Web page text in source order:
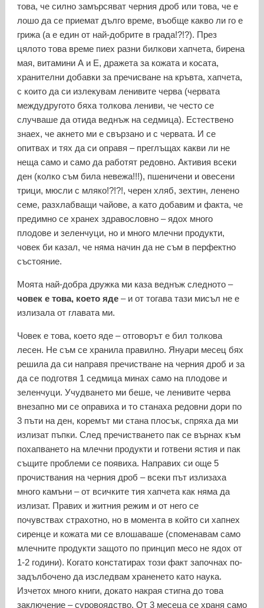
това, че силно замърсяват черния дроб или това, че е
лошо да се приемат дълго време, въобще какво ли го е
грижа (а е един от най-добрите в града!?!?). През
цялото това време пиех разни билкови хапчета, бирена
мая, витамини А и Е, дражета за кожата и косата,
хранителни добавки за пречисване на кръвта, хапчета,
с които да си излекувам ленивите черва (червата
междудругото бяха толкова лениви, че често се
случваше да отида веднъж на седмица). Естествено
знаех, че акнето ми е свързано и с червата. И се
опитвах и тях да си оправя – преглъщах какви ли не
неща само и само да работят редовно. Активия всеки
ден (колко съм била невежа!!!), пшеничени и овесени
трици, мюсли с мляко!?!?!, черен хляб, зехтин, ленено
семе, разхлабващи чайове, а като добавим и факта, че
предимно се хранех здравословно – ядох много
плодове и зеленчуци, но и много млечни продукти,
човек би казал, че няма начин да не съм в перфектно
състояние.
Моята най-добра дружка ми каза веднъж следното –
човек е това, което яде – и от тогава тази мисъл не е
излизала от главата ми.
Човек е това, което яде – отговорът е бил толкова
лесен. Не съм се хранила правилно. Януари месец бях
решила да си направя пречистване на черния дроб и за
да се подготвя 1 седмица минах само на плодове и
зеленчуци. Учудването ми беше, че ленивите черва
внезапно ми се оправиха и то станаха редовни дори по
3 пъти на ден, коремът ми стана плосък, спряха да ми
излизат пъпки. След пречистването пак се върнах към
похапването на млечни продукти и готвени ястия и пак
същите проблеми се появиха. Направих си още 5
прочиствания на черния дроб – всеки път излизаха
много камъни – от всичките тия хапчета как няма да
излизат. Правих и житния режим и от него се
почувствах страхотно, но в момента в който си хапнех
сиренце и кожата ми се влошаваше (споменавам само
млечните продукти защото по принцип месо не ядох от
1-2 години). Когато констатирах този факт започнах по-
задълбочено да изследвам храненето като наука.
Изчетох много книги, докато накрая стигна до това
заключение – суровоядство. От 3 месеца се храня само